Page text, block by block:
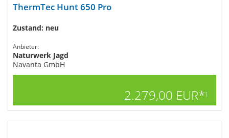
ThermTec Hunt 650 Pro
Zustand: neu
Anbieter:
Naturwerk Jagd
Navanta GmbH
2.279,00 EUR*1